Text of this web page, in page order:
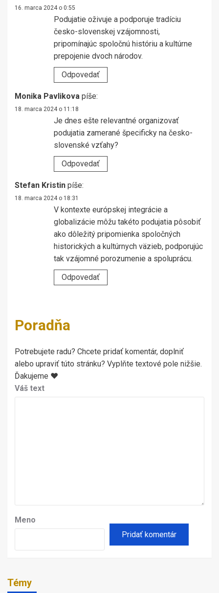
16. marca 2024 o 0:55
Podujatie oživuje a podporuje tradíciu
česko-slovenskej vzájomnosti,
pripomínajúc spoločnú históriu a kultúrne
prepojenie dvoch národov.
Odpovedať
Monika Pavlikova píše:
18. marca 2024 o 11:18
Je dnes ešte relevantné organizovať
podujatia zamerané špecificky na česko-
slovenské vzťahy?
Odpovedať
Stefan Kristin píše:
18. marca 2024 o 18:31
V kontexte európskej integrácie a
globalizácie môžu takéto podujatia pôsobiť
ako dôležitý pripomienka spoločných
historických a kultúrnych väzieb, podporujúc
tak vzájomné porozumenie a spoluprácu.
Odpovedať
Poradňa
Potrebujete radu? Chcete pridať komentár, doplniť
alebo upraviť túto stránku? Vyplňte textové pole nižšie.
Ďakujeme ♥
Váš text
Meno
Témy